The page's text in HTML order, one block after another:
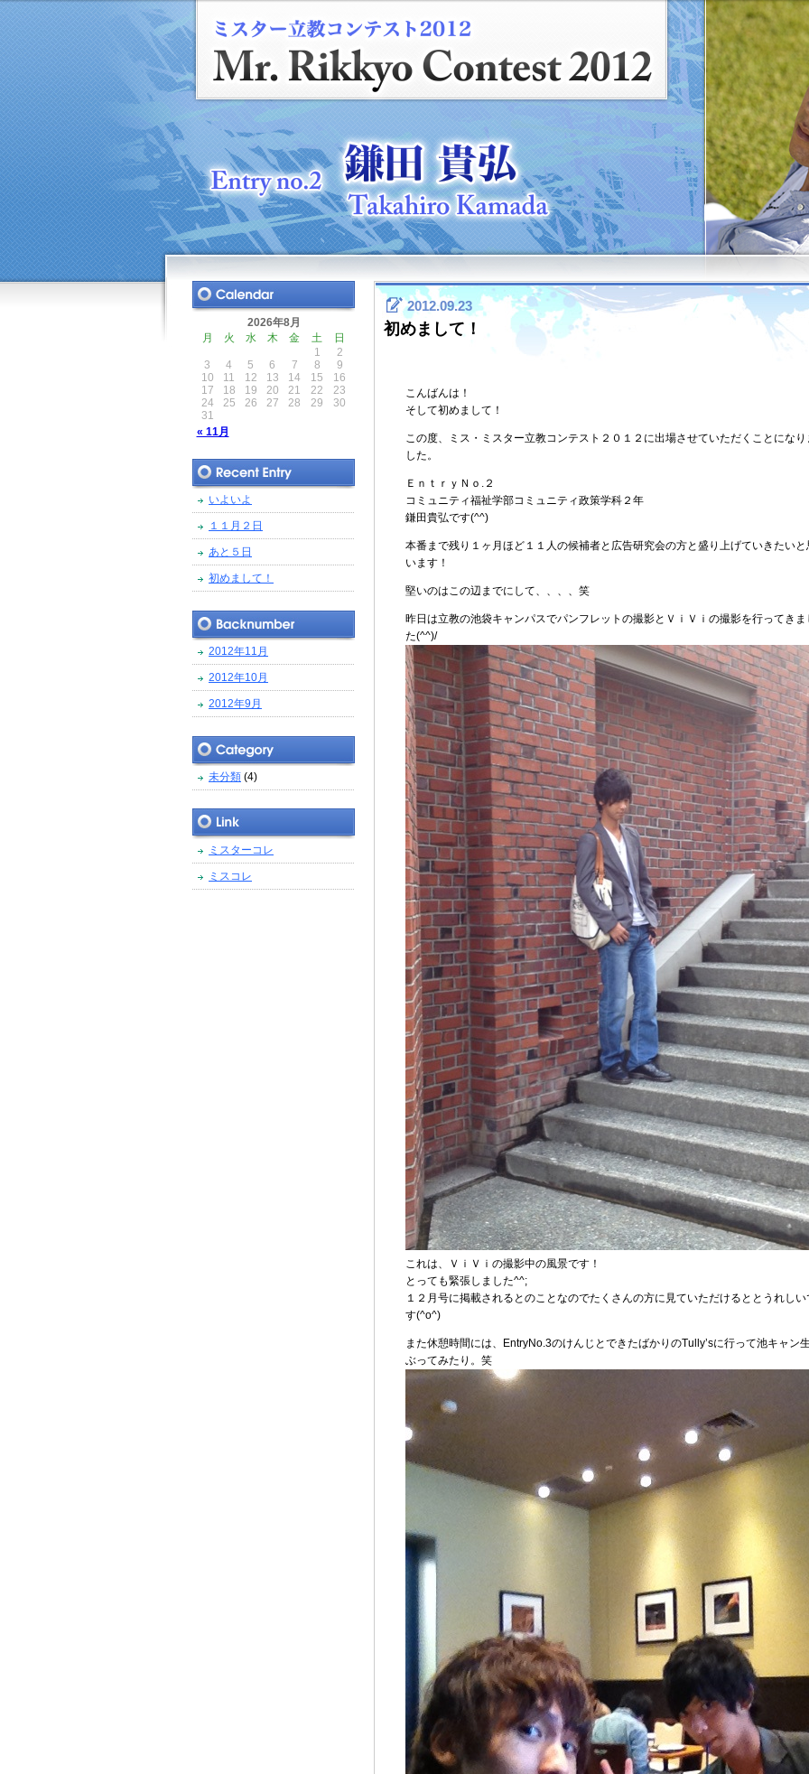
2012.09.23
初めまして！
こんばんは！
そして初めまして！
この度、ミス・ミスター立教コンテスト２０１２に出場させていただくことになり
した。
ＥｎｔｒｙＮｏ.２
コミュニティ福祉学部コミュニティ政策学科２年
鎌田貴弘です(^^)
本番まで残り１ヶ月ほど１１人の候補者と広告研究会の方と盛り上げていきたいと
います！
堅いのはこの辺までにして、、、、笑
昨日は立教の池袋キャンパスでパンフレットの撮影とＶｉＶｉの撮影を行ってきま
た(^^)/
これは、ＶｉＶｉの撮影中の風景です！
とっても緊張しました^^;
１２月号に掲載されるとのことなのでたくさんの方に見ていただけるととうれしい
す(^o^)
また休憩時間には、EntryNo.3のけんじとできたばかりのTully’sに行って池キャン
ぶってみたり。笑
2026年8月
月
火 水 木 金 土 日
« 11月
1
2
3
4 5 6 7 8
9
10
11 12 13 14 15
16
17
18 19 20 21 22
23
24
25 26 27 28 29
30
31
いよいよ
１１月２日
あと５日
初めまして！
2012年11月
2012年10月
2012年9月
未分類 (4)
ミスターコレ
ミスコレ